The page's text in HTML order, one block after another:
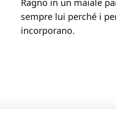
Ragno in un maiale
sempre lui perché i
incorporano.